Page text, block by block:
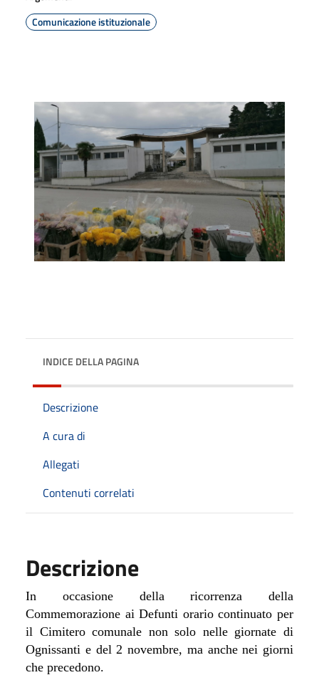
Comunicazione istituzionale
INDICE DELLA PAGINA
Descrizione
A cura di
Allegati
Contenuti correlati
Descrizione
In occasione della ricorrenza della
Commemorazione ai Defunti orario continuato per
il Cimitero comunale non solo nelle giornate di
Ognissanti e del 2 novembre, ma anche nei giorni
che precedono.